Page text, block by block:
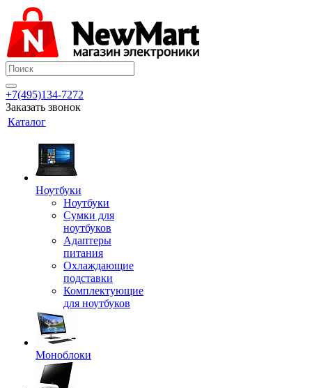
+7(495)134-7272
Заказать звонок
Каталог
Ноутбуки
Ноутбуки
Сумки для
ноутбуков
Адаптеры
питания
Охлаждающие
подставки
Комплектующие
для ноутбуков
Моноблоки